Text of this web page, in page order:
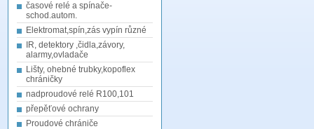
časové relé a spínače-
schod.autom.
Elektromat,spín,zás vypín různé
IR, detektory ,čidla,závory,
alarmy,ovladače
Lišty, ohebné trubky,kopoflex
chráničky
nadproudové relé R100,101
přepěťové ochrany
Proudové chrániče